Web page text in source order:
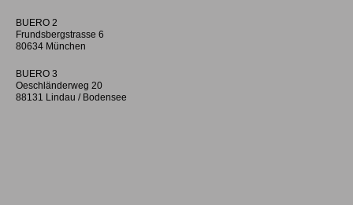
BUERO 2
Frundsbergstrasse 6
80634 München
BUERO 3
Oeschländerweg 20
88131 Lindau / Bodensee